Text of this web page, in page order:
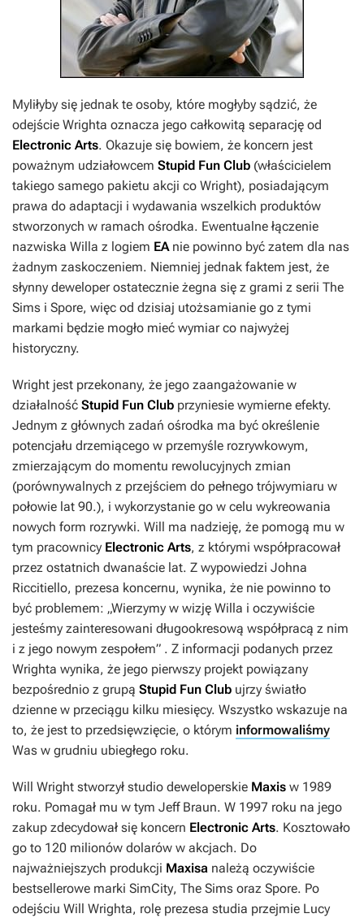
Myliłyby się jednak te osoby, które mogłyby sądzić, że
odejście Wrighta oznacza jego całkowitą separację od
Electronic Arts. Okazuje się bowiem, że koncern jest
poważnym udziałowcem Stupid Fun Club (właścicielem
takiego samego pakietu akcji co Wright), posiadającym
prawa do adaptacji i wydawania wszelkich produktów
stworzonych w ramach ośrodka. Ewentualne łączenie
nazwiska Willa z logiem EAnie powinno być zatem dla nas
żadnym zaskoczeniem. Niemniej jednak faktem jest, że
słynny deweloper ostatecznie żegna się z grami z serii The
Sims i Spore, więc od dzisiaj utożsamianie go z tymi
markami będzie mogło mieć wymiar co najwyżej
historyczny.
Wright jest przekonany, że jego zaangażowanie w
działalność Stupid Fun Club przyniesie wymierne efekty.
Jednym z głównych zadań ośrodka ma być określenie
potencjału drzemiącego w przemyśle rozrywkowym,
zmierzającym do momentu rewolucyjnych zmian
(porównywalnych z przejściem do pełnego trójwymiaru w
połowie lat 90.), i wykorzystanie go w celu wykreowania
nowych form rozrywki. Will ma nadzieję, że pomogą mu w
tym pracownicy Electronic Arts, z którymi współpracował
przez ostatnich dwanaście lat. Z wypowiedzi Johna
Riccitiello, prezesa koncernu, wynika, że nie powinno to
być problemem: „Wierzymy w wizję Willa i oczywiście
jesteśmy zainteresowani długookresową współpracą z nim
i z jego nowym zespołem” . Z informacji podanych przez
Wrighta wynika, że jego pierwszy projekt powiązany
bezpośrednio z grupą Stupid Fun Club ujrzy światło
dzienne w przeciągu kilku miesięcy. Wszystko wskazuje na
to, że jest to przedsięwzięcie, o którym informowaliśmy
Was w grudniu ubiegłego roku.
Will Wright stworzył studio deweloperskie Maxis w 1989
roku. Pomagał mu w tym Jeff Braun. W 1997 roku na jego
zakup zdecydował się koncern Electronic Arts. Kosztowało
go to 120 milionów dolarów w akcjach. Do
najważniejszych produkcji Maxisa należą oczywiście
bestsellerowe marki SimCity, The Sims oraz Spore. Po
odejściu Will Wrighta, rolę prezesa studia przejmie Lucy